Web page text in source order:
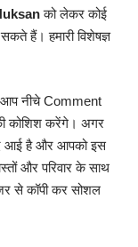
को लेकर कोई
हैं। हमारी विशेषज्ञ
नीचे Comment
कोशिश करेंगे। अगर
आई है और आपको इस
और परिवार के साथ
से कॉपी कर सोशल